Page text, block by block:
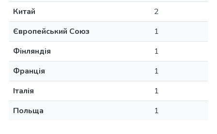
Китай
2
Європейський Союз
1
Фінляндія
1
Франція
1
Італія
1
Польща
1